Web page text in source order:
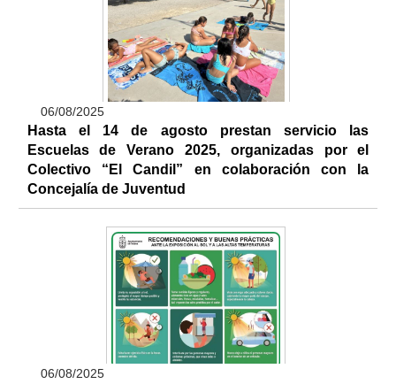
06/08/2025
Hasta el 14 de agosto prestan servicio las
Escuelas de Verano 2025, organizadas por el
Colectivo “El Candil” en colaboración con la
Concejalía de Juventud
06/08/2025